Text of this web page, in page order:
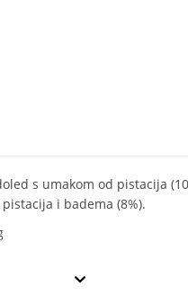
s umakom od pistacija
i badema (8%).